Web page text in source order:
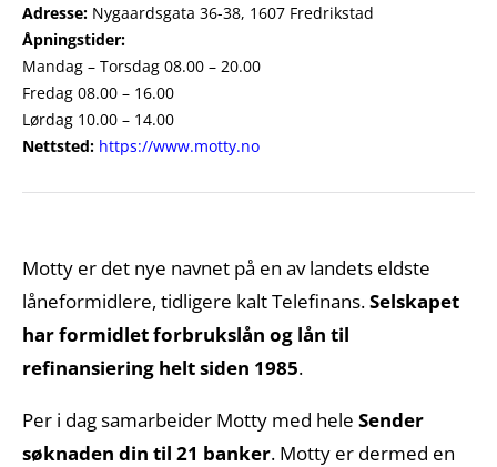
Adresse: Nygaardsgata 36-38, 1607 Fredrikstad
Åpningstider:
Mandag – Torsdag 08.00 – 20.00
Fredag 08.00 – 16.00
Lørdag 10.00 – 14.00
Nettsted: https://www.motty.no
Motty er det nye navnet på en av landets eldste
låneformidlere, tidligere kalt Telefinans.Selskapet
har formidlet forbrukslån og lån til
refinansiering helt siden 1985.
Per i dag samarbeider Motty med heleSender
søknaden din til 21 banker. Motty er dermed en